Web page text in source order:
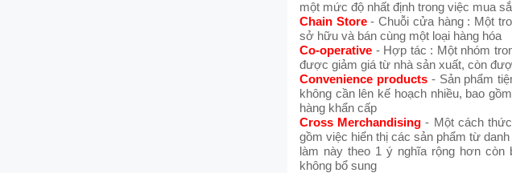
một mức độ nhất định trong việc mua
Chain Store- Chuỗi cửa hàng : Một
sở hữu và bán cùng một loại hàng hóa
Co-operative - Hợp tác : Một nhóm
được giảm giá từ nhà sản xuất, còn
Convenience products- Sản phẩm
không cần lên kế hoạch nhiều, bao
hàng khẩn cấp
Cross Merchandising - Một cách
gồm việc hiển thị các sản phẩm từ
làm này theo 1 ý nghĩa rộng hơn
không bổ sung